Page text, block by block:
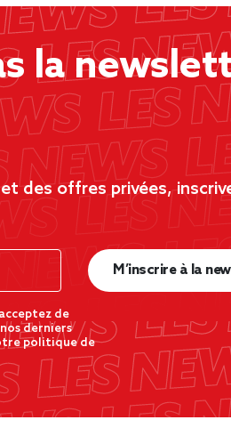
la
des offres privées,
de
derniers
politique de
M’inscrire à la